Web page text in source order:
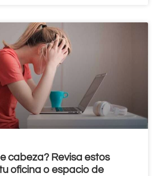
cabeza? Revisa estos
oficina o espacio de